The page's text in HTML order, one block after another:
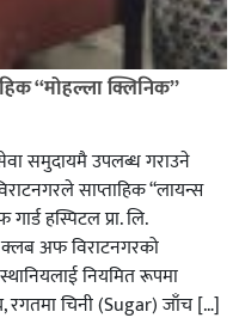
“मोहल्ला क्लिनिक”
समुदायमै उपलब्ध गराउने
साप्ताहिक “लायन्स
हस्पिटल प्रा. लि.
क्लब अफ विराटनगरको
नियमित रूपमा
रगतमा चिनी (Sugar) जाँच […]